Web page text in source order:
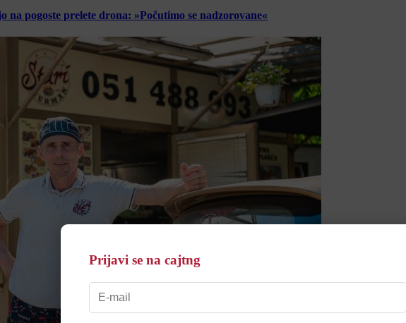
pogoste prelete drona: »Počutimo se nadzorovane«
Prijavi se na cajtng